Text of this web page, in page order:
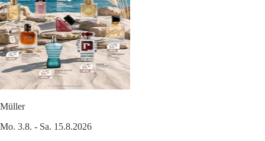
Müller
Mo. 3.8. - Sa. 15.8.2026